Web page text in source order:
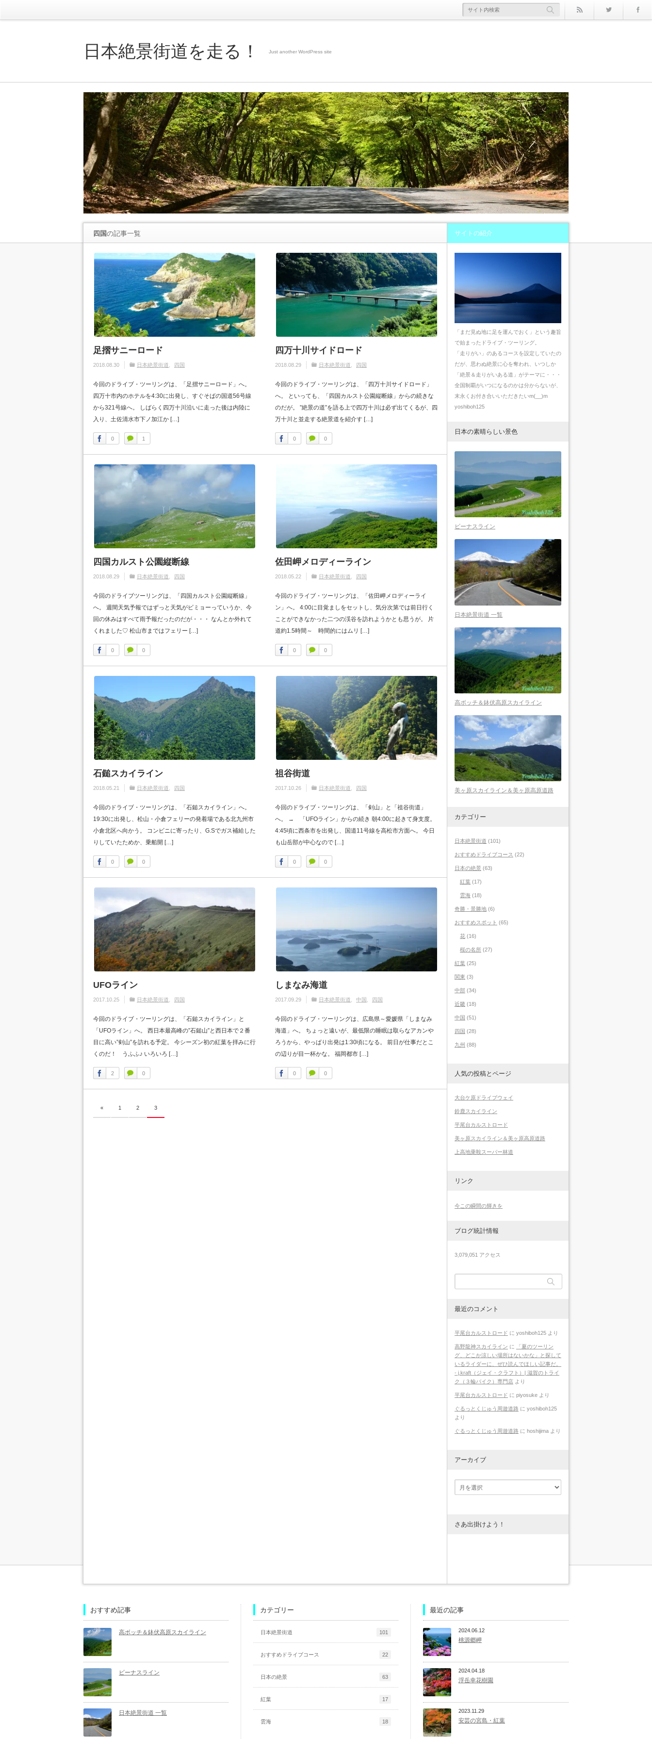
日本絶景街道を走る！ Just another WordPress site
四国の記事一覧
足摺サニーロード
2018.08.30 日本絶景街道 四国
今回のドライブ・ツーリングは、「足摺サニーロード」へ。
四万十市内のホテルを4:30に出発し、すぐそばの国道56号線
から321号線へ。 しばらく四万十川沿いに走った後は内陸に
入り、土佐清水市下ノ加江か […]
0 1
四万十川サイドロード
2018.08.29 日本絶景街道 四国
今回のドライブ・ツーリングは、「四万十川サイドロード」
へ。 といっても、「四国カルスト公園縦断線」からの続きな
のだが。 ”絶景の道”を語る上で四万十川は必ず出てくるが、四
万十川と並走する絶景道を紹介す […]
0 0
四国カルスト公園縦断線
2018.08.29 日本絶景街道 四国
今回のドライブツーリングは、「四国カルスト公園縦断線」
へ。 週間天気予報ではずっと天気がビミョーっていうか、今
回の休みはすべて雨予報だったのだが・・・ なんとか外れて
くれました♡ 松山市まではフェリー […]
0 0
佐田岬メロディーライン
2018.05.22 日本絶景街道 四国
今回のドライブ・ツーリングは、「佐田岬メロディーライ
ン」へ。 4:00に目覚ましをセットし、気分次第では前日行く
ことができなかった二つの渓谷を訪れようかとも思うが。 片
道約1.5時間～ 時間的にはムリ […]
0 0
石鎚スカイライン
2018.05.21 日本絶景街道 四国
今回のドライブ・ツーリングは、「石鎚スカイライン」へ。
19:30に出発し、松山・小倉フェリーの発着場である北九州市
小倉北区へ向かう。 コンビニに寄ったり、G.Sでガス補給した
りしていたためか、乗船開 […]
0 0
祖谷街道
2017.10.26 日本絶景街道 四国
今回のドライブ・ツーリングは、「剣山」と「祖谷街道」
へ。 → 「UFOライン」からの続き 朝4:00に起きて身支度。
4:45頃に西条市を出発し、国道11号線を高松市方面へ。 今日
も山岳部が中心なので […]
0 0
UFOライン
2017.10.25 日本絶景街道 四国
今回のドライブ・ツーリングは、「石鎚スカイライン」と
「UFOライン」へ。 西日本最高峰の”石鎚山”と西日本で２番
目に高い”剣山”を訪れる予定。 今シーズン初の紅葉を拝みに行
くのだ！ うふふ♪ いろいろ […]
2 0
しまなみ海道
2017.09.29 日本絶景街道 中国 四国
今回のドライブ・ツーリングは、広島県～愛媛県「しまなみ
海道」へ。 ちょっと遠いが、最低限の睡眠は取らなアカンや
ろうから、やっぱり出発は1:30頃になる。 前日が仕事だとこ
の辺りが目一杯かな。 福岡都市 […]
0 0
« 1 2 3
サイトの紹介
「まだ見ぬ地に足を運んでおく」という趣旨
で始まったドライブ・ツーリング。
「走りがい」のあるコースを設定していたの
だが、思わぬ絶景に心を奪われ、いつしか
「絶景＆走りがいある道」がテーマに・・・
全国制覇がいつになるのかは分からないが、
末永くお付き合いいただきたいm(__)m
yoshiboh125
日本の素晴らしい景色
ビーナスライン
日本絶景街道 一覧
高ボッチ＆鉢伏高原スカイライン
美ヶ原スカイライン＆美ヶ原高原道路
カテゴリー
日本絶景街道 (101)
おすすめドライブコース (22)
日本の絶景 (63)
紅葉 (17)
雲海 (18)
奇勝・景勝地 (6)
おすすめスポット (65)
花 (16)
桜の名所 (27)
紅葉 (25)
関東 (3)
中部 (34)
近畿 (18)
中国 (51)
四国 (28)
九州 (88)
人気の投稿とページ
大台ケ原ドライブウェイ
鈴鹿スカイライン
平尾台カルストロード
美ヶ原スカイライン＆美ヶ原高原道路
上高地乗鞍スーパー林道
リンク
今この瞬間の輝きを
ブログ統計情報
3,079,051 アクセス
最近のコメント
平尾台カルストロード に yoshiboh125 より
高野龍神スカイライン に
「夏のツーリン
グ、どこか涼しい場所はないかな」と探して
いるライダーに、ぜひ読んでほしい記事だ。
- j.kraft（ジェイ・クラフト）| 滋賀のトライ
ク（３輪バイク）専門店 より
平尾台カルストロード に piyosuke より
ぐるっとくじゅう周遊道路 に yoshiboh125
より
ぐるっとくじゅう周遊道路 に hoshijima より
アーカイブ
さあ出掛けよう！
おすすめ記事
高ボッチ＆鉢伏高原スカイライン
ビーナスライン
日本絶景街道 一覧
カテゴリー
日本絶景街道 101
おすすめドライブコース 22
日本の絶景 63
紅葉 17
雲海 18
最近の記事
2024.06.12
桃源郷岬
2024.04.18
浮岳幸花樹園
2023.11.29
安芸の宮島・紅葉